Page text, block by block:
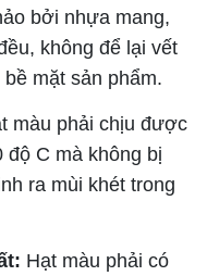
bởi nhựa mang,
không để lại vết
mặt sản phẩm.
màu phải chịu được
C mà không bị
ra mùi khét trong
Hạt màu phải có